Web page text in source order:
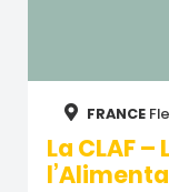
FRANCE
La CLAF